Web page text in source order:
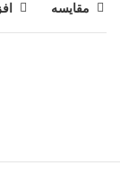
مقایسه